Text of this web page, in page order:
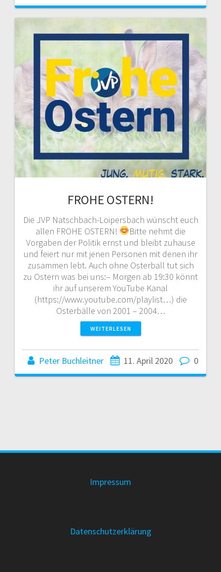
FROHE OSTERN!
Die JVP Natschbach-Loipersbach wünscht euch
allen FROHE OSTERN!
Bitte nehmt die
Vorgaben der Politik ernst und bleibt zuhause
und feiert nur mit jenen Personen mit denen ihr
zusammen lebt. Auch ohne Osterball tut sich
zu Ostern was bei uns:– Morgen ab 19:30 könnt
ihr auf unserem YouTube Kanal
(https://www.youtube.com/playlist…) die
Osterbälle von 2001 – 2004…
WEITERLESEN
Peter Buchleitner 11. April 2020 0
Impressum
Datenschutzerklärung